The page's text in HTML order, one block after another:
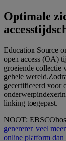
Optimale
Education Source
open access (OA)
groeiende collectie
gehele
gecertificeerd voor
linking toegepast.
NOOT:
genereren veel
online platform dan